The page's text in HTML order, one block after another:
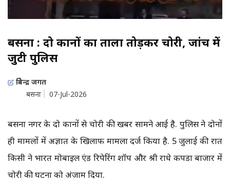
बसना : दो दुकानों का ताला तोड़कर चोरी, जांच में
जुटी पुलिस
त्रिवेन्द्र जगत
बसना
07-Jul-2026
बसना नगर के दो दुकानों से चोरी की खबर सामने आई है. पुलिस ने दोनों
ही मामलों में अज्ञात के खिलाफ मामला दर्ज किया है. 5 जुलाई की रात
किसी ने भारत मोबाइल एंड रिपेरिंग शॉप और श्री राधे कपडा बाजार में
चोरी की घटना को अंजाम दिया.